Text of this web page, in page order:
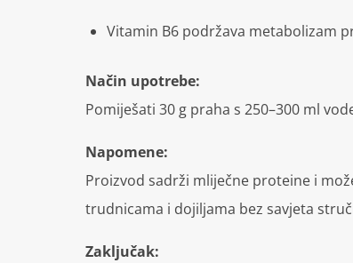
Vitamin B6 podržava metabolizam
Način upotrebe:
Pomiješati 30 g praha s 250–300 ml
Napomene:
Proizvod sadrži mliječne proteine i
trudnicama i dojiljama bez savjeta
Zaključak: